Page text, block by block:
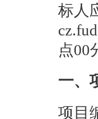
标人
点00
一、
项目